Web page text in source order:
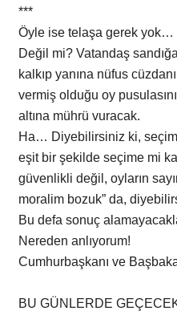
***
Öyle ise telaşa gerek yok…
Değil mi? Vatandaş
kalkıp yanına nüfus
vermiş olduğu oy
altına mührü vuracak.
Ha… Diyebilirsiniz ki,
eşit bir şekilde seçime mi
güvenlikli değil, oyların
moralim bozuk” da,
Bu defa sonuç
Nereden anlıyorum!
Cumhurbaşkanı ve
BU GÜNLERDE